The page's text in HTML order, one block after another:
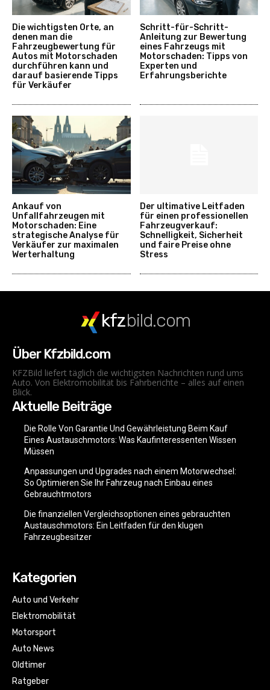
Die wichtigsten Orte, an
denen man die
Fahrzeugbewertung für
Autos mit Motorschaden
durchführen kann und
darauf basierende Tipps
für Verkäufer
Schritt-für-Schritt-
Anleitung zur Bewertung
eines Fahrzeugs mit
Motorschaden: Tipps von
Experten und
Erfahrungsberichte
Ankauf von
Unfallfahrzeugen mit
Motorschaden: Eine
strategische Analyse für
Verkäufer zur maximalen
Werterhaltung
Der ultimative Leitfaden
für einen professionellen
Fahrzeugverkauf:
Schnelligkeit, Sicherheit
und faire Preise ohne
Stress
kfzbild.com
Über Kfzbild.com
KFZBild liefert täglich die wichtigsten Nachrichten rund ums
Auto. Von Elektromobilität bis Fahrberichte – alles auf einen
Blick.
Aktuelle Beiträge
Die Rolle Von Garantie Und Gewährleistung Beim Kauf
Eines Austauschmotors: Was Kaufinteressenten Wissen
Müssen
Anpassungen und Upgrades nach einem Motorwechsel:
So Optimieren Sie Ihr Fahrzeug nach Einbau eines
Gebrauchtmotors
Die finanziellen Vergleichsoptionen eines gebrauchten
Austauschmotors: Ein Leitfaden für den klugen
Fahrzeugbesitzer
Kategorien
Auto und Verkehr
Elektromobilität
Motorsport
Auto News
Oldtimer
Ratgeber